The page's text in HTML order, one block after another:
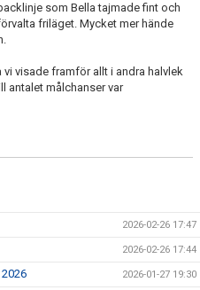
som Bella tajmade fint och
friläget. Mycket mer hände
visade framför allt i andra halvlek
antalet målchanser var
2026-02-26 17:47
2026-02-26 17:44
2026-01-27 19:30